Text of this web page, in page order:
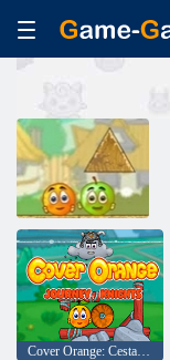
Cover Orange: Cesta Knights